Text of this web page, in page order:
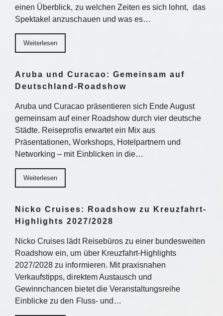
einen Überblick, zu welchen Zeiten es sich lohnt, das
Spektakel anzuschauen und was es…
Weiterlesen
Aruba und Curacao: Gemeinsam auf
Deutschland-Roadshow
Aruba und Curacao präsentieren sich Ende August
gemeinsam auf einer Roadshow durch vier deutsche
Städte. Reiseprofis erwartet ein Mix aus
Präsentationen, Workshops, Hotelpartnern und
Networking – mit Einblicken in die…
Weiterlesen
Nicko Cruises: Roadshow zu Kreuzfahrt-
Highlights 2027/2028
Nicko Cruises lädt Reisebüros zu einer bundesweiten
Roadshow ein, um über Kreuzfahrt-Highlights
2027/2028 zu informieren. Mit praxisnahen
Verkaufstipps, direktem Austausch und
Gewinnchancen bietet die Veranstaltungsreihe
Einblicke zu den Fluss- und…